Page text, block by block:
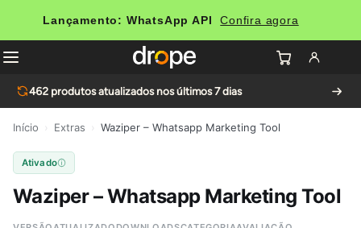
Lançamento: WhatsApp API Confira agora
462 produtos atualizados nos últimos 7 dias
Início Extras Waziper – Whatsapp Marketing Tool
Ativado
Waziper – Whatsapp Marketing Tool